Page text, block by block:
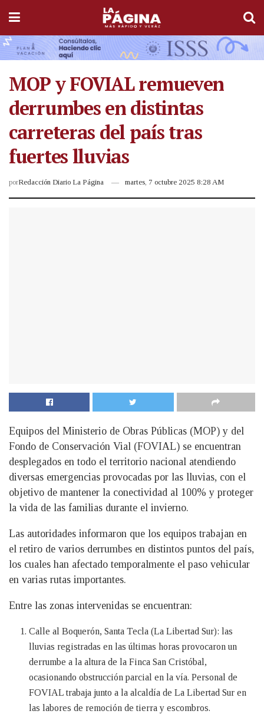
MOP y FOVIAL remueven
derrumbes en distintas
carreteras del país tras
fuertes lluvias
porRedacción Diario La Página martes, 7 octubre 2025 8:28 AM
Equipos del Ministerio de Obras Públicas (MOP) y del
Fondo de Conservación Vial (FOVIAL) se encuentran
desplegados en todo el territorio nacional atendiendo
diversas emergencias provocadas por las lluvias, con el
objetivo de mantener la conectividad al 100% y proteger
la vida de las familias durante el invierno.
Las autoridades informaron que los equipos trabajan en
el retiro de varios derrumbes en distintos puntos del país,
los cuales han afectado temporalmente el paso vehicular
en varias rutas importantes.
Entre las zonas intervenidas se encuentran:
Calle al Boquerón, Santa Tecla (La Libertad Sur): las
lluvias registradas en las últimas horas provocaron un
derrumbe a la altura de la Finca San Cristóbal,
ocasionando obstrucción parcial en la vía. Personal de
FOVIAL trabaja junto a la alcaldía de La Libertad Sur en
las labores de remoción de tierra y escombros.